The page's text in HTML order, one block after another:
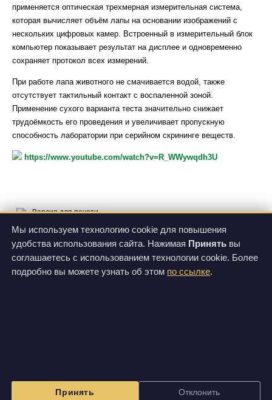
Мы используем технологию cookie для повышения
удобства использования сайта. Нажимая Принять вы
соглашаетесь с использованием технологии cookie. Более
подробно вы можете узнать об этом по ссылке.
Принять Отклонить
применяется оптическая трехмерная измерительная система,
которая вычисляет объём лапы на основании изображений с
нескольких цифровых камер. Встроенный в измерительный блок
компьютер показывает результат на дисплее и одновременно
сохраняет протокол всех измерений.
При работе лапа животного не смачивается водой, также
отсутствует тактильный контакт с воспаленной зоной.
Применение сухого варианта теста значительно снижает
трудоёмкость его проведения и увеличивает пропускную
способность лаборатории при серийном скрининге веществ.
https://www.youtube.com/watch?v=R_WWywqdh3U
Версия для печати
фото 1
Creative Commons Attribution-NonCommercial-ShareAlike 3.0 Unported License